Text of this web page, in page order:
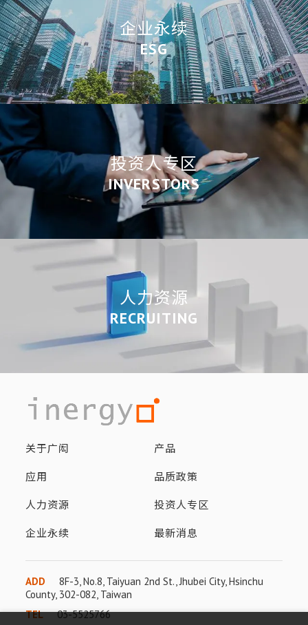
企业永续
ESG
投资人专区
INVERSTORS
人力资源
RECRUITING
关于广闳 产品
应用 品质政策
人力资源 投资人专区
企业永续 最新消息
ADD
8F-3, No.8, Taiyuan 2nd St., Jhubei City, Hsinchu
County, 302-082, Taiwan
TEL
03-5525766